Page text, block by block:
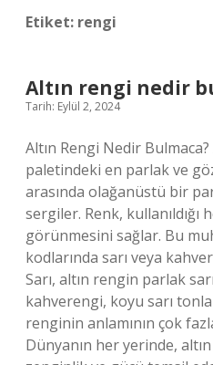
Etiket: rengi
Altın rengi nedir
Tarih: Eylül 2, 2024
Altın Rengi Nedir
paletindeki en parlak ve
arasında olağanüstü bir
sergiler. Renk, kullanıldığı
görünmesini sağlar. Bu
kodlarında sarı veya
Sarı, altın rengin parlak
kahverengi, koyu sarı
renginin anlamının çok
Dünyanın her yerinde,